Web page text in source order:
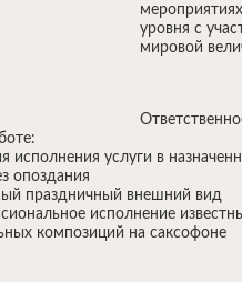
уровня с
мировой
исполнения услуги в
опоздания
праздничный внешний вид
исполнение
композиций на саксофоне